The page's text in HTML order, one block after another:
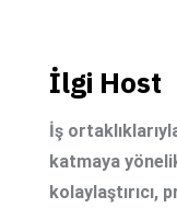
İlgi Host
İş
katmaya